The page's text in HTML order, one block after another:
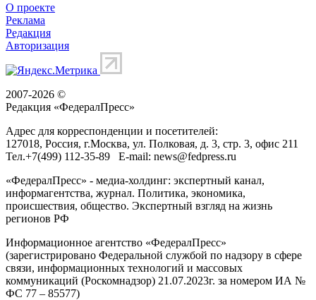
О проекте
Реклама
Редакция
Авторизация
2007-2026 ©
Редакция «ФедералПресс»
Адрес для корреспонденции и посетителей:
127018, Россия, г.Москва, ул. Полковая, д. 3, стр. 3, офис 211
Тел.+7(499) 112-35-89 E-mail: news@fedpress.ru
«ФедералПресс» - медиа-холдинг: экспертный канал,
информагентства, журнал. Политика, экономика,
происшествия, общество. Экспертный взгляд на жизнь
регионов РФ
Информационное агентство «ФедералПресс»
(зарегистрировано Федеральной службой по надзору в сфере
связи, информационных технологий и массовых
коммуникаций (Роскомнадзор) 21.07.2023г. за номером ИА №
ФС 77 – 85577)